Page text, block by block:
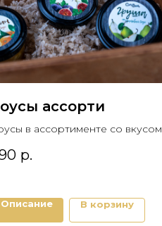
ассорти
в ассортименте со вкусом
сочетание с любым
указана за 3 соуса.
р.
Описание В корзину